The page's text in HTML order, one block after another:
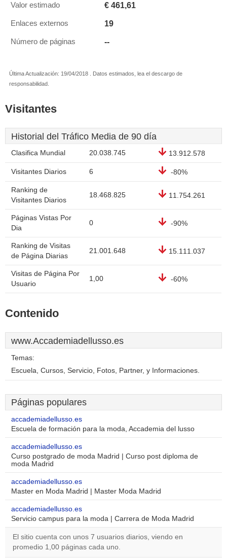
Valor estimado € 461,61
Enlaces externos 19
Número de páginas --
Última Actualización: 19/04/2018 . Datos estimados, lea el descargo de
responsabilidad.
Visitantes
Historial del Tráfico Media de 90 día
Clasifica Mundial 20.038.745 13.912.578
Visitantes Diarios 6 -80%
Ranking de
Visitantes Diarios
18.468.825 11.754.261
Páginas Vistas Por
Dia
0 -90%
Ranking de Visitas
de Página Diarias
21.001.648 15.111.037
Visitas de Página Por
Usuario
1,00 -60%
Contenido
www.Accademiadellusso.es
Temas:
Escuela, Cursos, Servicio, Fotos, Partner, y Informaciones.
Páginas populares
accademiadellusso.es
Escuela de formación para la moda, Accademia del lusso
accademiadellusso.es
Curso postgrado de moda Madrid | Curso post diploma de
moda Madrid
accademiadellusso.es
Master en Moda Madrid | Master Moda Madrid
accademiadellusso.es
Servicio campus para la moda | Carrera de Moda Madrid
El sitio cuenta con unos 7 usuarios diarios, viendo en
promedio 1,00 páginas cada uno.